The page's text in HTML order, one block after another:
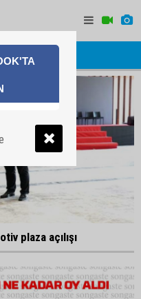
plaza açılışı